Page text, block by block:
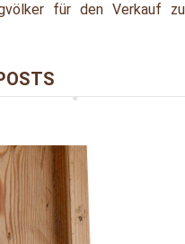
für den Verkauf zu